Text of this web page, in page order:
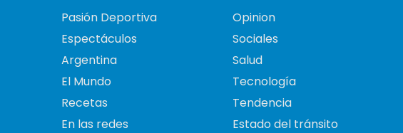
Pasión Deportiva
Espectáculos
Argentina
El Mundo
Recetas
En las redes
Opinion
Sociales
Salud
Tecnología
Tendencia
Estado del tránsito